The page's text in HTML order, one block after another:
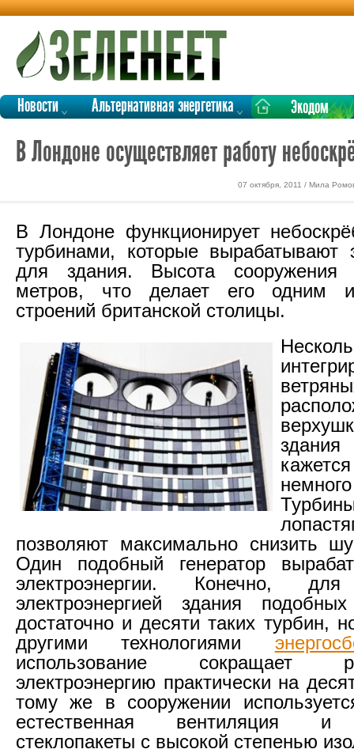
Новости Альтернативная энергетика Экодом
В Лондоне осуществляет работу
07 октября, 2011 / Мила
В Лондоне функционирует
турбинами, которые вырабатывают
для здания. Высота сооружения
метров, что делает его одним
строений британской столицы.
позволяют максимально снизить
Один подобный генератор
электроэнергии. Конечно, для
электроэнергией здания
достаточно и десяти таких турбин,
другими технологиями
использование сокращает
электроэнергию практически на
тому же в сооружении
естественная вентиляция и
стеклопакеты с высокой степенью